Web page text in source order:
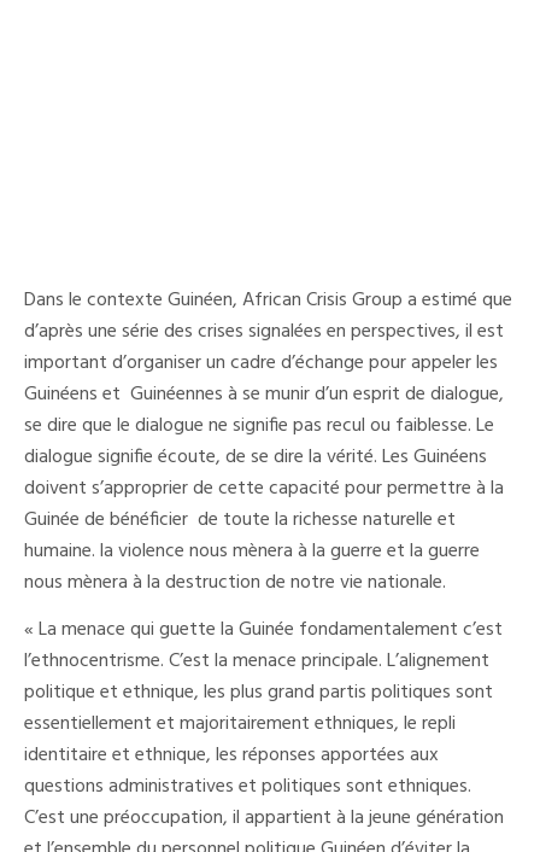
Dans le contexte Guinéen, African Crisis Group a estimé que
d’après une série des crises signalées en perspectives, il est
important d’organiser un cadre d’échange pour appeler les
Guinéens et Guinéennes à se munir d’un esprit de dialogue,
se dire que le dialogue ne signifie pas recul ou faiblesse. Le
dialogue signifie écoute, de se dire la vérité. Les Guinéens
doivent s’approprier de cette capacité pour permettre à la
Guinée de bénéficier de toute la richesse naturelle et
humaine. la violence nous mènera à la guerre et la guerre
nous mènera à la destruction de notre vie nationale.
« La menace qui guette la Guinée fondamentalement c’est
l’ethnocentrisme. C’est la menace principale. L’alignement
politique et ethnique, les plus grand partis politiques sont
essentiellement et majoritairement ethniques, le repli
identitaire et ethnique, les réponses apportées aux
questions administratives et politiques sont ethniques.
C’est une préoccupation, il appartient à la jeune génération